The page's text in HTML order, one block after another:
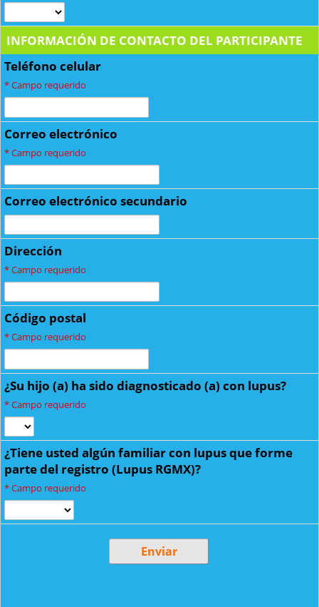
INFORMACIÓN DE CONTACTO DEL PARTICIPANTE
Teléfono celular
*Campo requerido
Correo electrónico
*Campo requerido
Correo electrónico secundario
Dirección
*Campo requerido
Código postal
*Campo requerido
¿Su hijo (a) ha sido diagnosticado (a) con lupus?
*Campo requerido
¿Tiene usted algún familiar con lupus que forme
parte del registro (Lupus RGMX)?
*Campo requerido
Enviar